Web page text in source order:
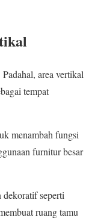
area vertikal
tempat
menambah fungsi
furnitur besar
dekoratif seperti
ruang tamu